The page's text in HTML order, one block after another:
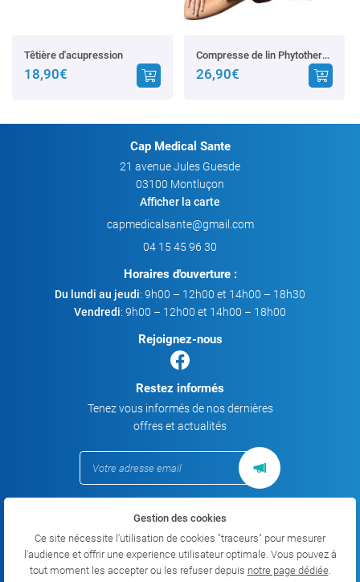
Têtière d'acupression
18,90€
Compresse de lin Phytotherma
26,90€
Cap Medical Sante
21 avenue Jules Guesde
03100 Montluçon
Afficher la carte
04 15 45 96 30
Horaires d'ouverture :
Du lundi au jeudi: 9h00 – 12h00 et 14h00 – 18h30
Vendredi: 9h00 – 12h00 et 14h00 – 18h00
Rejoignez-nous
Restez informés
Tenez vous informés de nos dernières
offres et actualités
Mentions Légales
Conditions générales d'utilisation
Politique de confidentialité
Gestion des cookies
Gestion des cookies
Ce site nécessite l'utilisation de cookies "traceurs" pour mesurer
l'audience et offrir une experience utilisateur optimale. Vous pouvez à
tout moment les accepter ou les refuser depuis notre page dédiée.